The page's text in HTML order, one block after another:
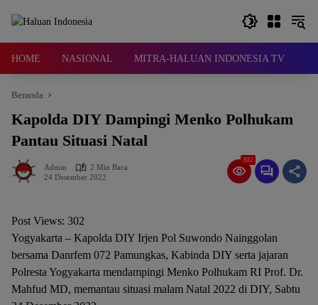
HOME NASIONAL MITRA-HALUAN INDONESIA TV
Beranda
Kapolda DIY Dampingi Menko Polhukam
Pantau Situasi Natal
Admin
2 Min Baca
24 Desember 2022
302
Post Views: 302
Yogyakarta – Kapolda DIY Irjen Pol Suwondo Nainggolan
bersama Danrfem 072 Pamungkas, Kabinda DIY serta jajaran
Polresta Yogyakarta mendampingi Menko Polhukam RI Prof. Dr.
Mahfud MD, memantau situasi malam Natal 2022 di DIY, Sabtu